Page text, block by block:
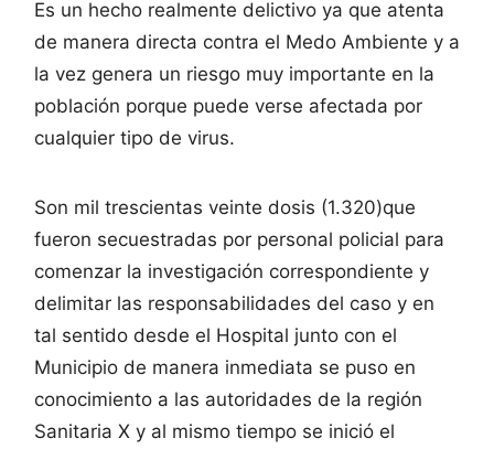
Es un hecho realmente delictivo ya que atenta
de manera directa contra el Medo Ambiente y a
la vez genera un riesgo muy importante en la
población porque puede verse afectada por
cualquier tipo de virus.
Son mil trescientas veinte dosis (1.320)que
fueron secuestradas por personal policial para
comenzar la investigación correspondiente y
delimitar las responsabilidades del caso y en
tal sentido desde el Hospital junto con el
Municipio de manera inmediata se puso en
conocimiento a las autoridades de la región
Sanitaria X y al mismo tiempo se inició el